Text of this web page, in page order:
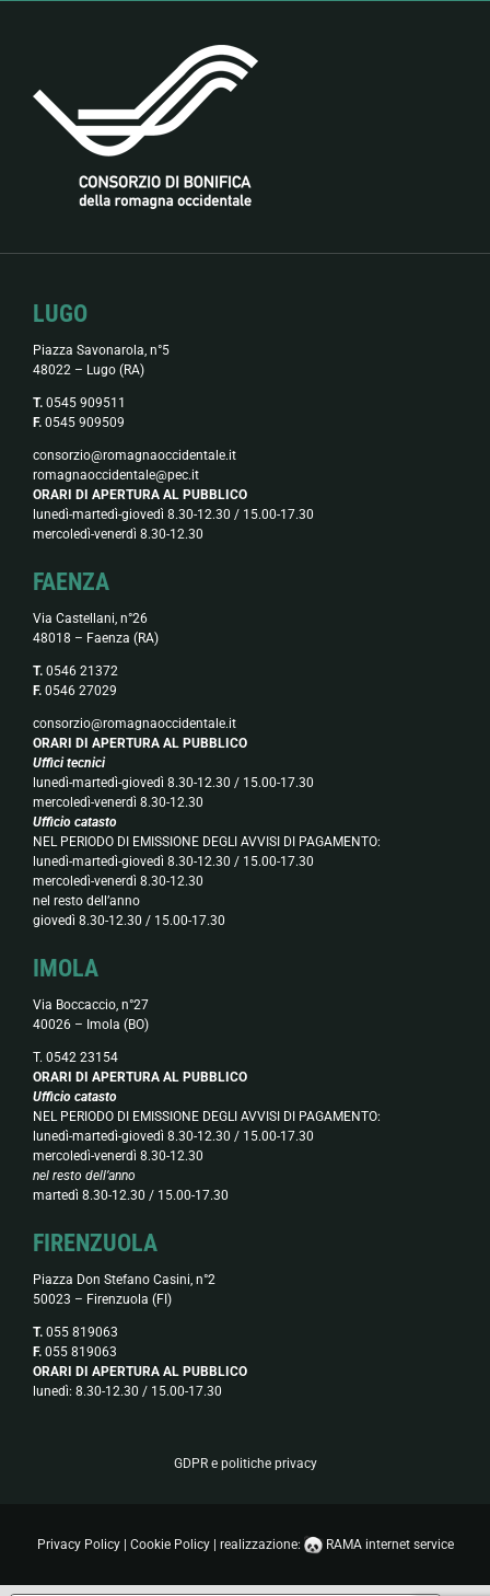
LUGO
Piazza Savonarola, n°5
48022 – Lugo (RA)
T.0545 909511
F.0545 909509
consorzio@romagnaoccidentale.it
romagnaoccidentale@pec.it
ORARI DI APERTURA AL PUBBLICO
lunedì-martedì-giovedì 8.30-12.30 / 15.00-17.30
mercoledì-venerdì 8.30-12.30
FAENZA
Via Castellani, n°26
48018 – Faenza (RA)
T.0546 21372
F.0546 27029
consorzio@romagnaoccidentale.it
ORARI DI APERTURA AL PUBBLICO
Uffici tecnici
lunedì-martedì-giovedì 8.30-12.30 / 15.00-17.30
mercoledì-venerdì 8.30-12.30
Ufficio catasto
NEL PERIODO DI EMISSIONE DEGLI AVVISI DI PAGAMENTO:
lunedì-martedì-giovedì 8.30-12.30 / 15.00-17.30
mercoledì-venerdì 8.30-12.30
nel resto dell’anno
giovedì 8.30-12.30 / 15.00-17.30
IMOLA
Via Boccaccio, n°27
40026 – Imola (BO)
T. 0542 23154
ORARI DI APERTURA AL PUBBLICO
Ufficio catasto
NEL PERIODO DI EMISSIONE DEGLI AVVISI DI PAGAMENTO:
lunedì-martedì-giovedì 8.30-12.30 / 15.00-17.30
mercoledì-venerdì 8.30-12.30
nel resto dell’anno
martedì 8.30-12.30 / 15.00-17.30
FIRENZUOLA
Piazza Don Stefano Casini, n°2
50023 – Firenzuola (FI)
T.055 819063
F.055 819063
ORARI DI APERTURA AL PUBBLICO
lunedì: 8.30-12.30 / 15.00-17.30
GDPR e politiche privacy
Privacy Policy| Cookie Policy| realizzazione: RAMA internet service